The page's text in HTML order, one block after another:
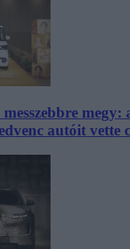
messzebbre
autóit vette